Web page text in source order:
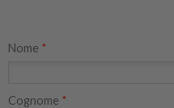
Nome *
Cognome *